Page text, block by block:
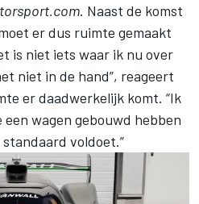
. Naast de komst
er dus ruimte gemaakt
is niet iets waar ik nu over
niet in de hand”, reageert
er daadwerkelijk komt. “Ik
wagen gebouwd hebben
voldoet.”